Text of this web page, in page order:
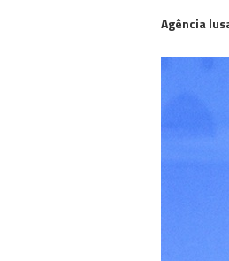
Agência